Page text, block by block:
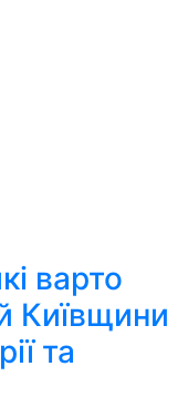
варто
Київщини
та